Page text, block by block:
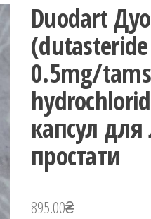
Duodart
(dutasteride
0.5mg/
капсул для
простати
895.00₴